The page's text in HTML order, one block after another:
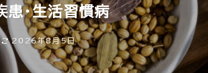
患・生活習慣病
2026年8月5日